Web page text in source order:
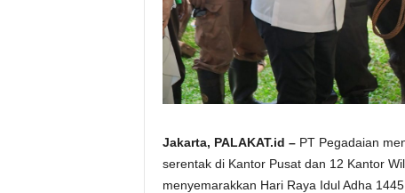
Jakarta, PALAKAT.id –PT Pegadaian
serentak di Kantor Pusat dan 12 Kantor
menyemarakkan Hari Raya Idul Adha 1445